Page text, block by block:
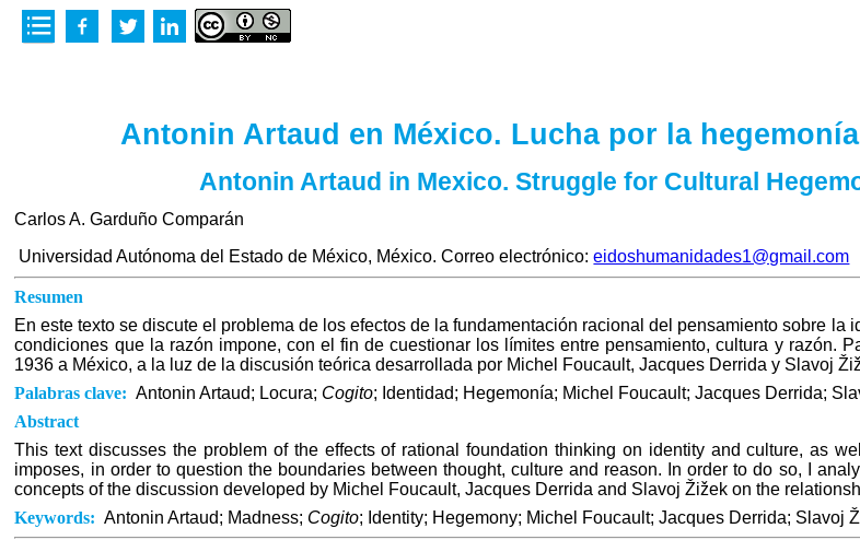
»Introducción
Conclusiones
Antonin Artaud en México. Lucha por la
Antonin Artaud in Mexico. Struggle for Cultural
Carlos A. Garduño Comparán
Universidad Autónoma del Estado de México, México. Correo electrónico:eidoshumanidades1@gmail.com
Resumen
En este texto se discute el problema de los efectos de la fundamentación racional del pensamiento sobre
condiciones que la razón impone, con el fin de cuestionar los límites entre pensamiento, cultura y razón.
1936 a México, a la luz de la discusión teórica desarrollada por Michel Foucault, Jacques Derrida y Slavoj
Palabras clave:Antonin Artaud; Locura; Cogito; Identidad; Hegemonía; Michel Foucault; Jacques Derrida;
Abstract
This text discusses the problem of the effects of rational foundation thinking on identity and culture, as
imposes, in order to question the boundaries between thought, culture and reason. In order to do so, I
concepts of the discussion developed by Michel Foucault, Jacques Derrida and Slavoj Žižek on the
Keywords:Antonin Artaud; Madness; Cogito; Identity; Hegemony; Michel Foucault; Jacques Derrida; Slavoj